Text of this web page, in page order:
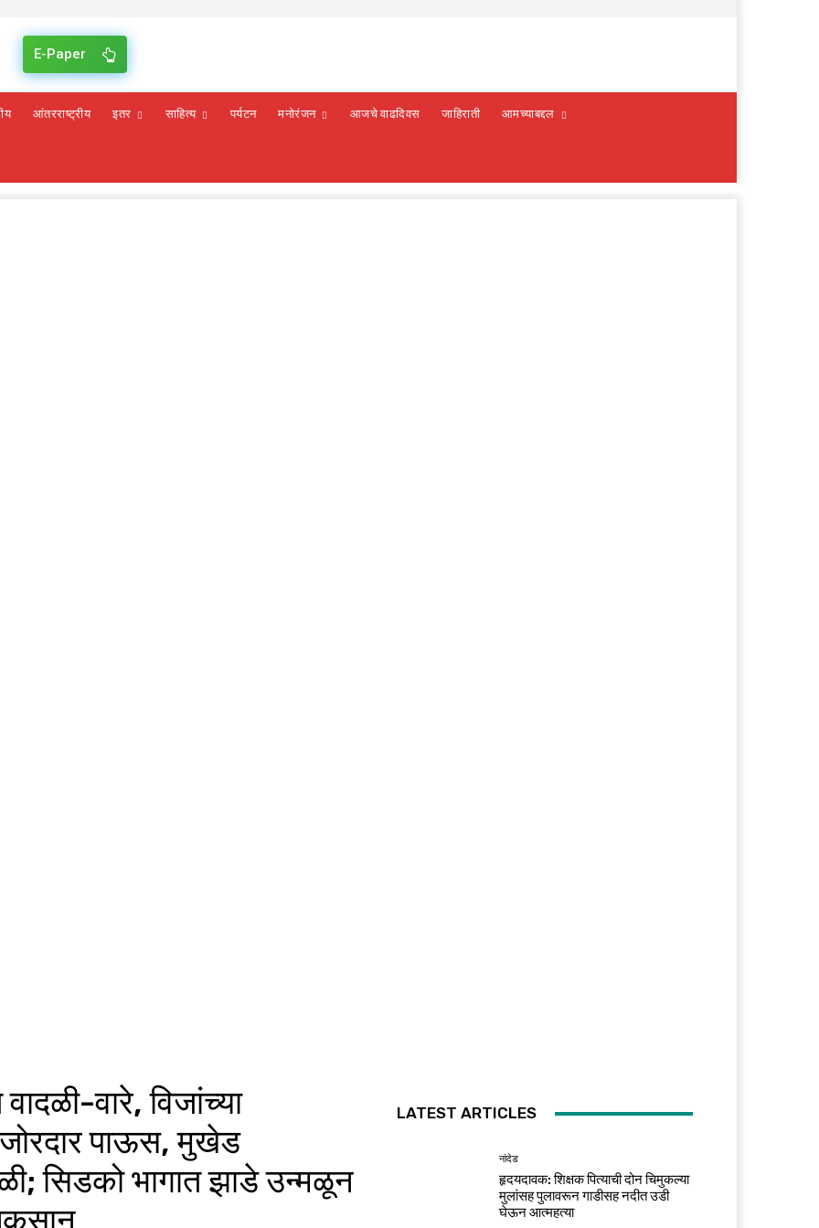
E-Paper
आंतरराष्ट्रीय इतर साहित्य पर्यटन मनोरंजन आजचे वाढदिवस जाहिराती आमच्याबद्दल
वारे, विजांच्या
पाऊस, मुखेड
सिडको भागात झाडे उन्मळून
LATEST ARTICLES
नांदेड
हृदयदावक: शिक्षक पित्याची दोन चिमुकल्या
मुलांसह पुलावरून गाडीसह नदीत उडी
घेऊन आत्महत्या